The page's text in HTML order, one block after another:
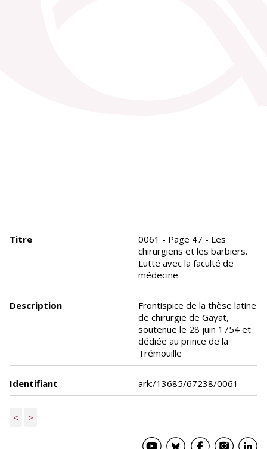
Titre
0061 - Page 47 - Les
chirurgiens et les barbiers.
Lutte avec la faculté de
médecine
Description
Frontispice de la thèse latine
de chirurgie de Gayat,
soutenue le 28 juin 1754 et
dédiée au prince de la
Trémouille
Identifiant ark:/13685/67238/0061
< >